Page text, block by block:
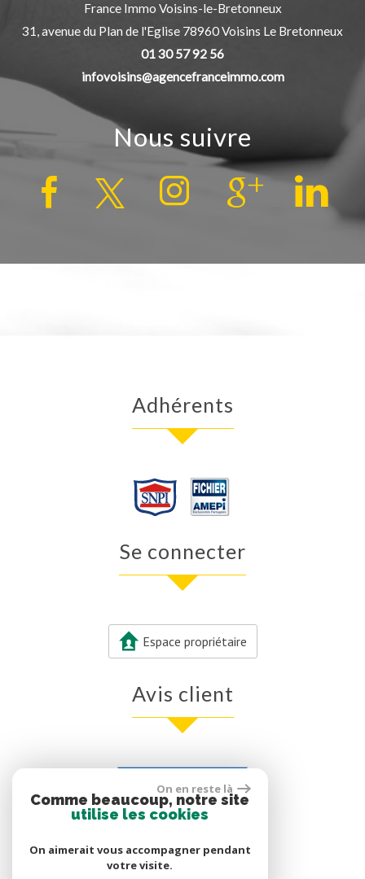
France Immo Voisins-le-Bretonneux
31, avenue du Plan de l'Eglise 78960Voisins Le Bretonneux
01 30 57 92 56
infovoisins@agencefranceimmo.com
Nous suivre
Adhérents
Se connecter
Espace propriétaire
Avis client
0 avis
On en reste là
Comme beaucoup, notre site
utilise les cookies
On aimerait vous accompagner pendant
votre visite.